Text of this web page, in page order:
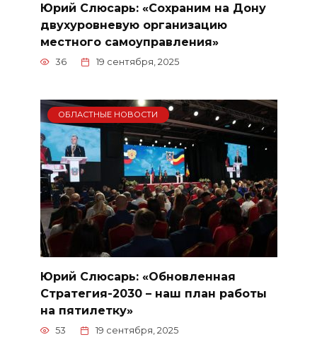
Юрий Слюсарь: «Сохраним на Дону
двухуровневую организацию
местного самоуправления»
36 19 сентября, 2025
ОБЛАСТНЫЕ НОВОСТИ
Юрий Слюсарь: «Обновленная
Стратегия-2030 – наш план работы
на пятилетку»
53 19 сентября, 2025